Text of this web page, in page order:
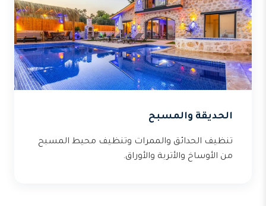
الحديقة والمسبح
تنظيف الحدائق والممرات وتنظيف محيط المسبح
من الأوساخ والأتربة والأوراق.